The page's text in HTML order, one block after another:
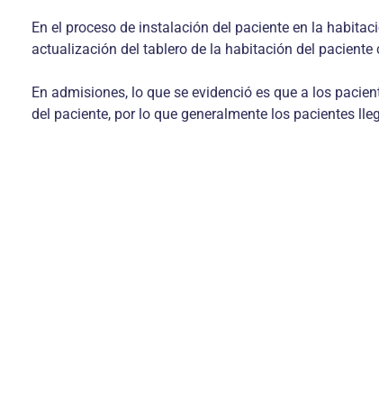
En el proceso de instalación del paciente en la
actualización del tablero de la habitación del
En admisiones, lo que se evidenció es que a los
del paciente, por lo que generalmente los pacientes